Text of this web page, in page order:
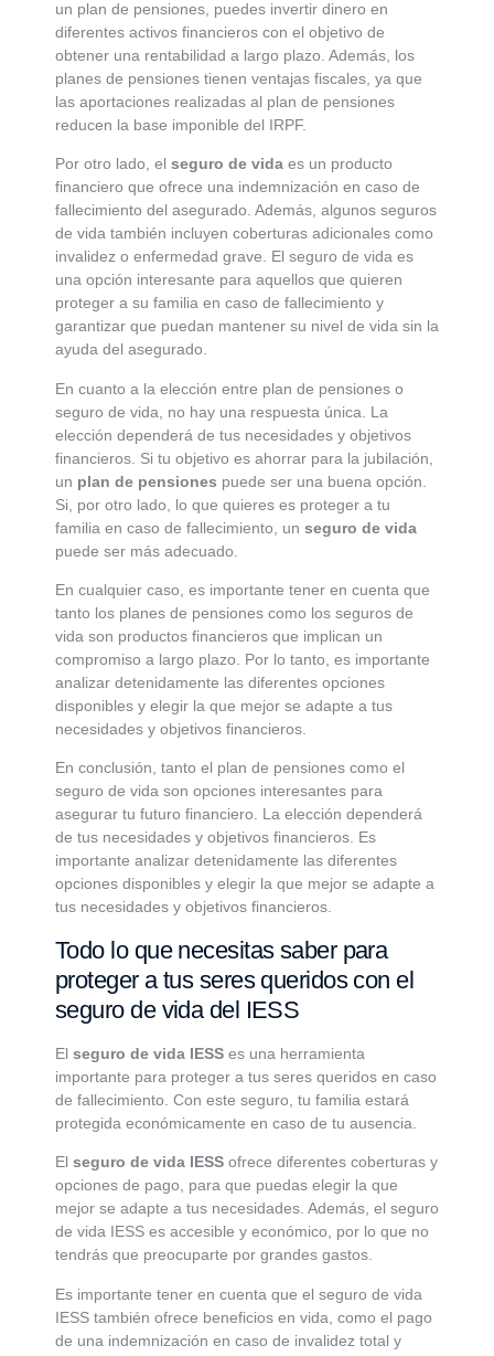
un plan de pensiones, puedes invertir dinero en
diferentes activos financieros con el objetivo de
obtener una rentabilidad a largo plazo. Además, los
planes de pensiones tienen ventajas fiscales, ya que
las aportaciones realizadas al plan de pensiones
reducen la base imponible del IRPF.
Por otro lado, el seguro de vida es un producto
financiero que ofrece una indemnización en caso de
fallecimiento del asegurado. Además, algunos seguros
de vida también incluyen coberturas adicionales como
invalidez o enfermedad grave. El seguro de vida es
una opción interesante para aquellos que quieren
proteger a su familia en caso de fallecimiento y
garantizar que puedan mantener su nivel de vida sin la
ayuda del asegurado.
En cuanto a la elección entre plan de pensiones o
seguro de vida, no hay una respuesta única. La
elección dependerá de tus necesidades y objetivos
financieros. Si tu objetivo es ahorrar para la jubilación,
un plan de pensiones puede ser una buena opción.
Si, por otro lado, lo que quieres es proteger a tu
familia en caso de fallecimiento, un seguro de vida
puede ser más adecuado.
En cualquier caso, es importante tener en cuenta que
tanto los planes de pensiones como los seguros de
vida son productos financieros que implican un
compromiso a largo plazo. Por lo tanto, es importante
analizar detenidamente las diferentes opciones
disponibles y elegir la que mejor se adapte a tus
necesidades y objetivos financieros.
En conclusión, tanto el plan de pensiones como el
seguro de vida son opciones interesantes para
asegurar tu futuro financiero. La elección dependerá
de tus necesidades y objetivos financieros. Es
importante analizar detenidamente las diferentes
opciones disponibles y elegir la que mejor se adapte a
tus necesidades y objetivos financieros.
Todo lo que necesitas saber para
proteger a tus seres queridos con el
seguro de vida del IESS
El seguro de vida IESS es una herramienta
importante para proteger a tus seres queridos en caso
de fallecimiento. Con este seguro, tu familia estará
protegida económicamente en caso de tu ausencia.
El seguro de vida IESS ofrece diferentes coberturas y
opciones de pago, para que puedas elegir la que
mejor se adapte a tus necesidades. Además, el seguro
de vida IESS es accesible y económico, por lo que no
tendrás que preocuparte por grandes gastos.
Es importante tener en cuenta que el seguro de vida
IESS también ofrece beneficios en vida, como el pago
de una indemnización en caso de invalidez total y